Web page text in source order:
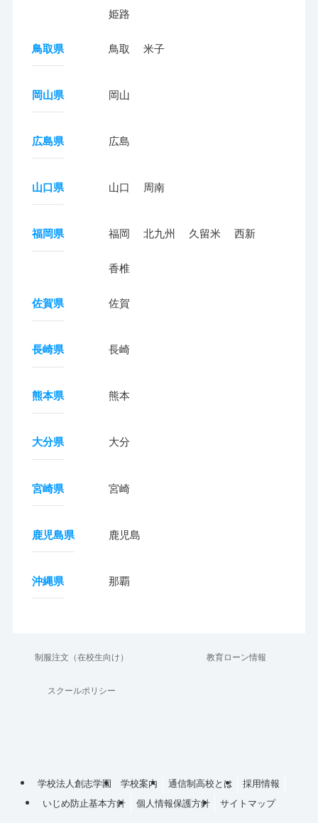
姫路
鳥取県 鳥取 米子
岡山県 岡山
広島県 広島
山口県 山口 周南
福岡県 福岡 北九州 久留米 西新
香椎
佐賀県 佐賀
長崎県 長崎
熊本県 熊本
大分県 大分
宮崎県 宮崎
鹿児島県 鹿児島
沖縄県 那覇
制服注文（在校生向け） 教育ローン情報
スクールポリシー
学校法人創志学園 学校案内 通信制高校とは
採用情報
いじめ防止基本方針
個人情報保護方針 サイトマップ